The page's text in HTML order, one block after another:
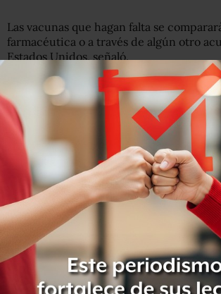
Las vacunas que hagan falta se
farmacéutica o a través de algún otro
Estados Unidos, señaló.